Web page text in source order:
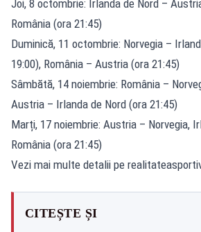
Joi, 8 octombrie: Irlanda de Nord –
România (ora 21:45)
Duminică, 11 octombrie: Norvegia –
19:00), România – Austria (ora 21:45)
Sâmbătă, 14 noiembrie: România –
Austria – Irlanda de Nord (ora 21:45)
Marți, 17 noiembrie: Austria – Norvegia,
România (ora 21:45)
Vezi mai multe detalii pe
CITEȘTE ȘI